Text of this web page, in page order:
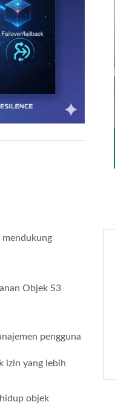
Objek S3
pengguna
izin yang lebih
objek